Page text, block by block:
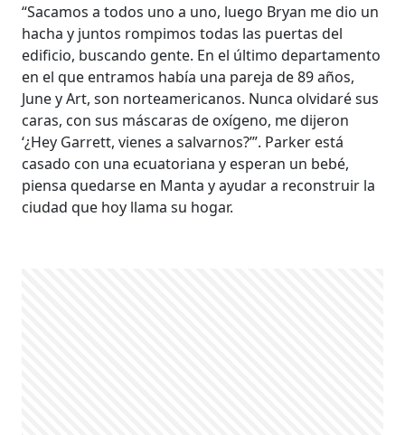
“Sacamos a todos uno a uno, luego Bryan me dio un
hacha y juntos rompimos todas las puertas del
edificio, buscando gente. En el último departamento
en el que entramos había una pareja de 89 años,
June y Art, son norteamericanos. Nunca olvidaré sus
caras, con sus máscaras de oxígeno, me dijeron
‘¿Hey Garrett, vienes a salvarnos?’”. Parker está
casado con una ecuatoriana y esperan un bebé,
piensa quedarse en Manta y ayudar a reconstruir la
ciudad que hoy llama su hogar.